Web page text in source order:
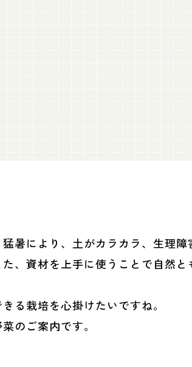
暑により、土がカラカラ、生理障
、資材を上手に使うことで自然
る栽培を心掛けたいですね。
のご案内です。